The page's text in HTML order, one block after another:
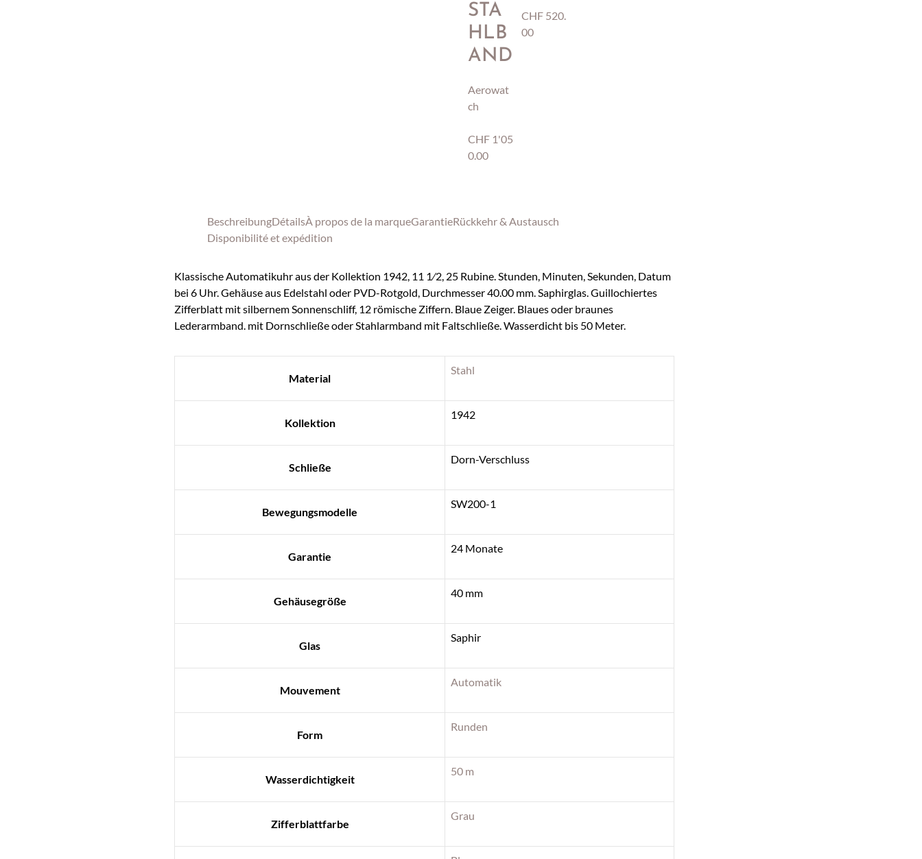
STA
HLB
AND
Aerowat
ch
CHF1'05
0.00
CHF520.
00
BeschreibungDétailsÀ propos de la marqueGarantieRückkehr & Austausch
Disponibilité et expédition
Klassische Automatikuhr aus der Kollektion 1942, 11 1⁄2, 25 Rubine. Stunden, Minuten, Sekunden, Datum
bei 6 Uhr. Gehäuse aus Edelstahl oder PVD-Rotgold, Durchmesser 40.00 mm. Saphirglas. Guillochiertes
Zifferblatt mit silbernem Sonnenschliff, 12 römische Ziffern. Blaue Zeiger. Blaues oder braunes
Lederarmband. mit Dornschließe oder Stahlarmband mit Faltschließe. Wasserdicht bis 50 Meter.
Material
Stahl
Kollektion
1942
Schließe
Dorn-Verschluss
Bewegungsmodelle
SW200-1
Garantie
24 Monate
Gehäusegröße
40 mm
Glas
Saphir
Mouvement
Automatik
Form
Runden
Wasserdichtigkeit
50 m
Zifferblattfarbe
Grau